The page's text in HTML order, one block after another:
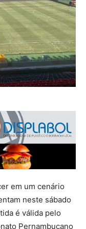
em um cenário
neste sábado
é válida pelo
Pernambucano